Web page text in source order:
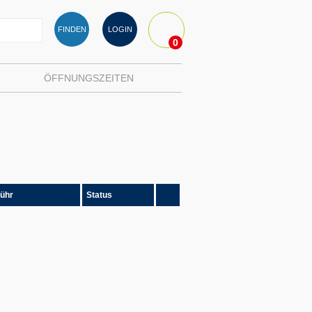
ÖFFNUNGSZEITEN
0
LOGIN
FINDEN
Status